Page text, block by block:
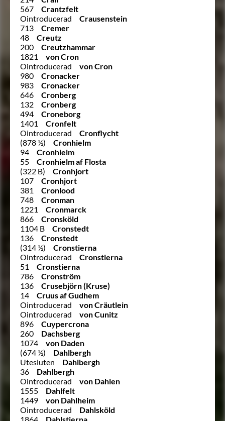
567
Crantzfelt
Ointroducerad
Crausenstein
713
Cremer
48
Creutz
200
Creutzhammar
1821
von Cron
Ointroducerad
von Cron
980
Cronacker
983
Cronacker
646
Cronberg
132
Cronberg
494
Croneborg
1401
Cronfelt
Ointroducerad
Cronflycht
(878 ½)
Cronhielm
94
Cronhielm
55
Cronhielm af Flosta
(322 B)
Cronhjort
107
Cronhjort
381
Cronlood
748
Cronman
1221
Cronmarck
866
Cronsköld
1104 B
Cronstedt
136
Cronstedt
(314 ½)
Cronstierna
Ointroducerad
Cronstierna
51
Cronstierna
786
Cronström
136
Crusebjörn (Kruse)
14
Cruus af Gudhem
Ointroducerad
von Cräutlein
Ointroducerad
von Cunitz
896
Cuypercrona
260
Dachsberg
1074
von Daden
(674 ½)
Dahlbergh
Utesluten
Dahlbergh
36
Dahlbergh
Ointroducerad
von Dahlen
1555
Dahlfelt
1449
von Dahlheim
Ointroducerad
Dahlsköld